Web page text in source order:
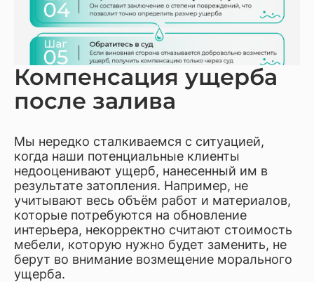
Компенсация ущерба
после залива
Мы нередко сталкиваемся с ситуацией,
когда наши потенциальные клиенты
недооценивают ущерб, нанесенный им в
результате затопления. Например, не
учитывают весь объём работ и материалов,
которые потребуются на обновление
интерьера, некорректно считают стоимость
мебели, которую нужно будет заменить, не
берут во внимание возмещение морального
ущерба.